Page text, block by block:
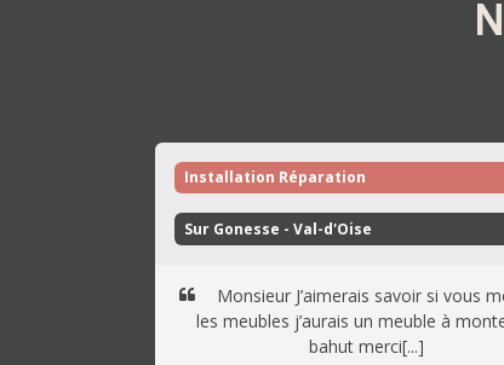
Installation Réparation
Sur Gonesse - Val-d'Oise
Monsieur J’aimerais savoir si vous
les meubles j’aurais un meuble à
bahut merci[...]